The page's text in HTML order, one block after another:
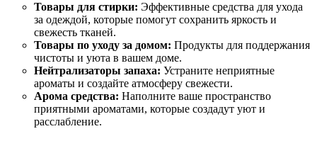
Товары для стирки: Эффективные средства для ухода
за одеждой, которые помогут сохранить яркость и
свежесть тканей.
Товары по уходу за домом: Продукты для поддержания
чистоты и уюта в вашем доме.
Нейтрализаторы запаха: Устраните неприятные
ароматы и создайте атмосферу свежести.
Арома средства: Наполните ваше пространство
приятными ароматами, которые создадут уют и
расслабление.